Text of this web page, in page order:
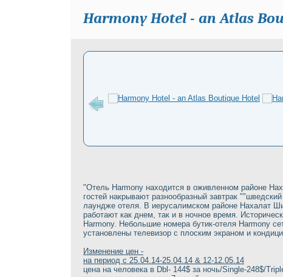
Harmony Hotel - an Atlas
"Отель Harmony находится в оживленном районе
гостей накрывают разнообразный завтрак
лаундже отеля. В иерусалимском районе Нахалат
работают как днем, так и в ночное время.
Harmony. Небольшие номера бутик-отеля Harmony
установлены телевизор с плоским экраном и
Изменение цен -
на период с 25.04.14-25.04.14 & 12-12.05.14
цена на человека в Dbl- 144$ за ночь/Single-248$/